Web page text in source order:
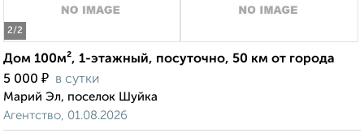
2/2
Дом 100м², 1-этажный, посуточно, 50 км от города
5 000 ₽ в сутки
Марий Эл, поселок Шуйка
Агентство, 01.08.2026